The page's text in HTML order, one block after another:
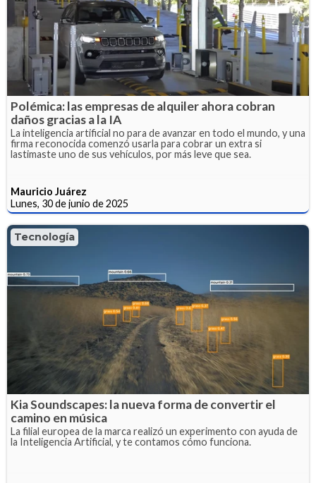
Polémica: las empresas de alquiler ahora cobran
daños gracias a la IA
La inteligencia artificial no para de avanzar en todo el mundo, y una
firma reconocida comenzó usarla para cobrar un extra si
lastimaste uno de sus vehículos, por más leve que sea.
Mauricio Juárez
Lunes, 30 de junio de 2025
Tecnología
Kia Soundscapes: la nueva forma de convertir el
camino en música
La filial europea de la marca realizó un experimento con ayuda de
la Inteligencia Artificial, y te contamos cómo funciona.